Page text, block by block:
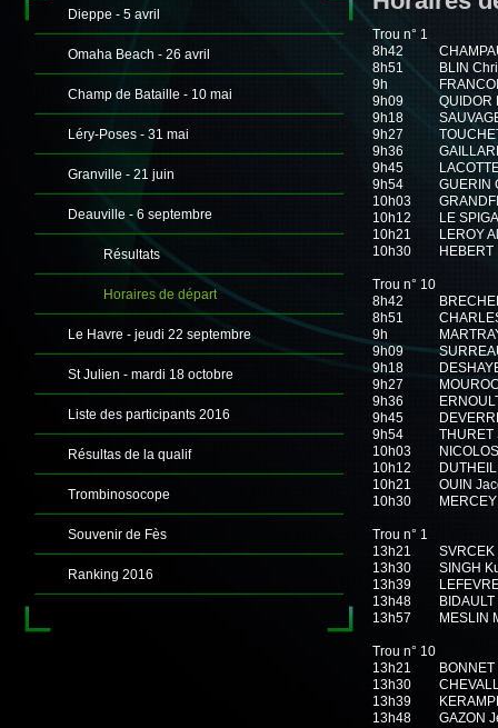
Dieppe - 5 avril
Omaha Beach - 26 avril
Champ de Bataille - 10 mai
Léry-Poses - 31 mai
Granville - 21 juin
Deauville - 6 septembre
Résultats
Horaires de départ
Le Havre - jeudi 22 septembre
St Julien - mardi 18 octobre
Liste des participants 2016
Résultas de la qualif
Trombinosocope
Souvenir de Fès
Ranking 2016
Trou n° 1
8h42
8h51
BLIN
9h
9h09
QUIDOR
9h18
9h27
9h36
9h45
9h54
GUERIN
10h03
10h12
LE
10h21
LEROY
10h30
Trou n° 10
8h42
8h51
9h
9h09
9h18
9h27
9h36
9h45
9h54
10h03
10h12
10h21
OUIN
10h30
Trou n° 1
13h21
13h30
SINGH
13h39
13h48
13h57
MESLIN
Trou n° 10
13h21
13h30
13h39
13h48
GAZON